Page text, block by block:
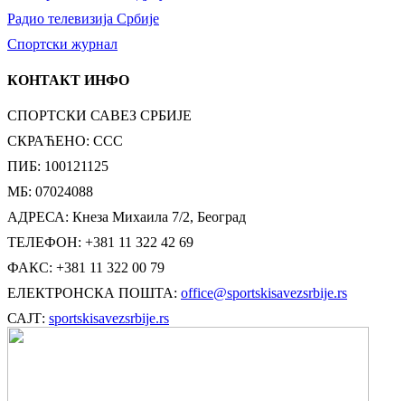
Радио телевизија Србије
Спортски журнал
КОНТАКТ ИНФО
СПОРТСКИ САВЕЗ СРБИЈЕ
СКРАЋЕНО: ССС
ПИБ: 100121125
МБ: 07024088
АДРЕСА: Кнеза Михаила 7/2, Београд
ТЕЛЕФОН: +381 11 322 42 69
ФАКС: +381 11 322 00 79
ЕЛЕКТРОНСКА ПОШТА: office@sportskisavezsrbije.rs
САЈТ: sportskisavezsrbije.rs